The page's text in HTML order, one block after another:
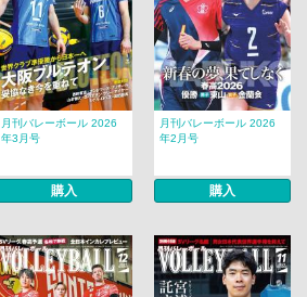
月刊バレーボール 2026
年3月号
購入
月刊バレーボール 2026
年2月号
購入